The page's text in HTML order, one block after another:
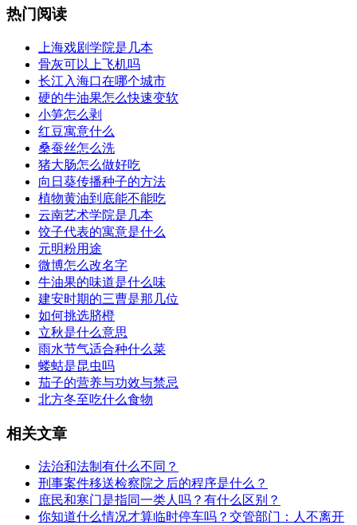
热门阅读
​上海戏剧学院是几本
​骨灰可以上飞机吗
​长江入海口在哪个城市
​硬的牛油果怎么快速变软
​小笋怎么剥
​红豆寓意什么
​桑蚕丝怎么洗
​猪大肠怎么做好吃
​向日葵传播种子的方法
​植物黄油到底能不能吃
​云南艺术学院是几本
​饺子代表的寓意是什么
​元明粉用途
​微博怎么改名字
​牛油果的味道是什么味
​建安时期的三曹是那几位
​如何挑选脐橙
​立秋是什么意思
​雨水节气适合种什么菜
​蝼蛄是昆虫吗
​茄子的营养与功效与禁忌
​北方冬至吃什么食物
相关文章
​法治和法制有什么不同？
​刑事案件移送检察院之后的程序是什么？
​庶民和寒门是指同一类人吗？有什么区别？
​你知道什么情况才算临时停车吗？交管部门：人不离开